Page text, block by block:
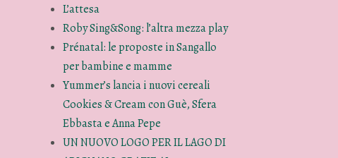
L’attesa
Roby Sing&Song: l’altra mezza play
Prénatal: le proposte in Sangallo
per bambine e mamme
Yummer’s lancia i nuovi cereali
Cookies & Cream con Guè, Sfera
Ebbasta e Anna Pepe
UN NUOVO LOGO PER IL LAGO DI